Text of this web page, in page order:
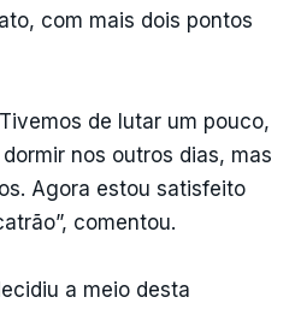
com mais dois pontos
de lutar um pouco,
nos outros dias, mas
Agora estou satisfeito
comentou.
a meio desta